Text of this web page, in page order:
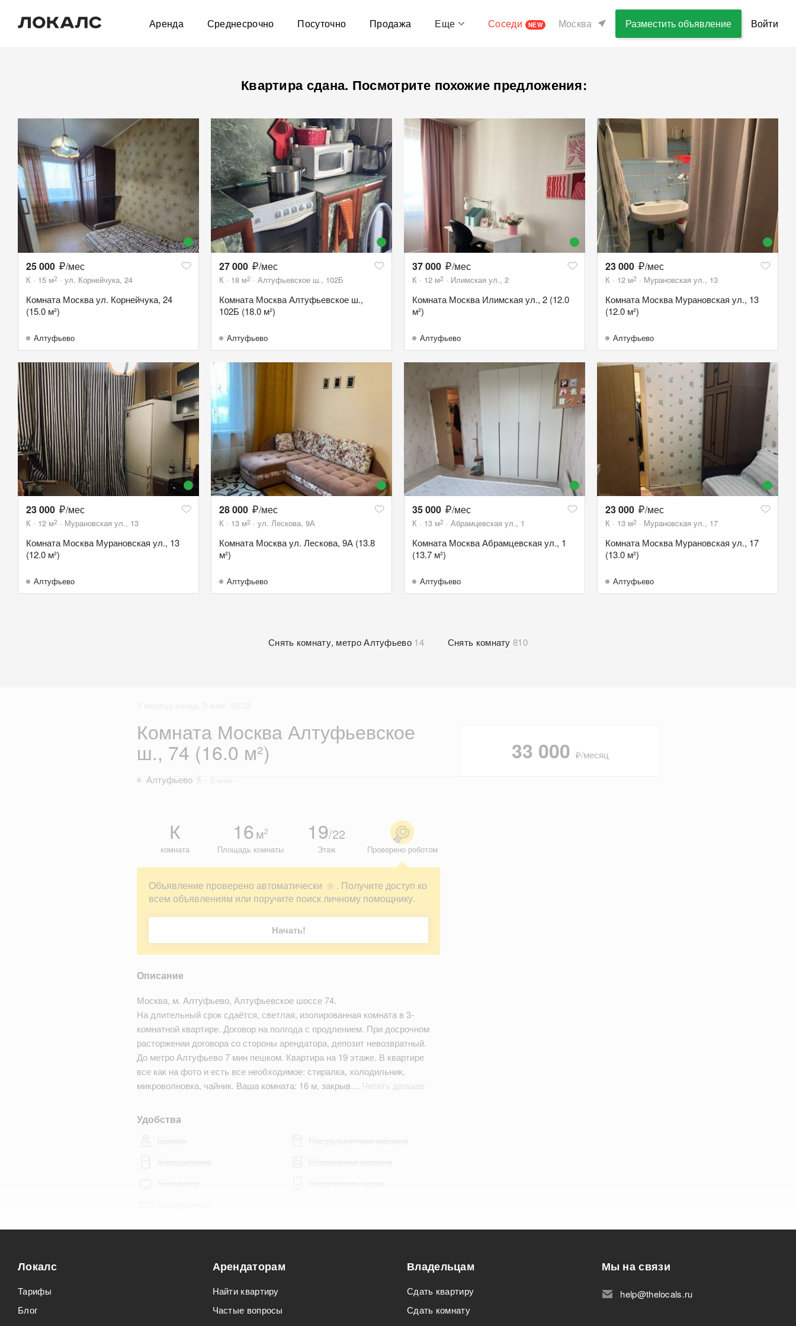
Аренда Среднесрочно Посуточно Продажа Еще Соседи NEW Москва Разместить объявление Войти
Квартира сдана. Посмотрите похожие предложения:
25 000 /мес
К 15 м2 ул. Корнейчука, 24
Комната Москва ул. Корнейчука, 24
(15.0 м²)
Алтуфьево
27 000 /мес
К 18 м2 Алтуфьевское ш., 102Б
Комната Москва Алтуфьевское ш.,
102Б (18.0 м²)
Алтуфьево
37 000 /мес
К 12 м2 Илимская ул., 2
Комната Москва Илимская ул., 2 (12.0
м²)
Алтуфьево
23 000 /мес
К 12 м2 Мурановская ул., 13
Комната Москва Мурановская ул., 13
(12.0 м²)
Алтуфьево
23 000 /мес
К 12 м2 Мурановская ул., 13
Комната Москва Мурановская ул., 13
(12.0 м²)
Алтуфьево
28 000 /мес
К 13 м2 ул. Лескова, 9А
Комната Москва ул. Лескова, 9А (13.8
м²)
Алтуфьево
35 000 /мес
К 13 м2 Абрамцевская ул., 1
Комната Москва Абрамцевская ул., 1
(13.7 м²)
Алтуфьево
23 000 /мес
К 13 м2 Мурановская ул., 17
Комната Москва Мурановская ул., 17
(13.0 м²)
Алтуфьево
Снять комнату, метро Алтуфьево 14 Снять комнату 810
Комната Москва Алтуфьевское
ш., 74 (16.0 м²)
Алтуфьево
К
комната
16м2
Площадь комнаты
19/22
Этаж Проверено роботом
Объявление проверено автоматически ?
. Получите доступ ко
всем объявлениям или поручите поиск личному помощнику.
Начать!
Описание
Москва, м. Алтуфьево, Алтуфьевское шоссе 74.
На длительный срок сдаётся, светлая, изолированная комната в 3-
комнатной квартире. Договор на полгода с продлением. При досрочном
расторжении договора со стороны арендатора, депозит невозвратный.
До метро Алтуфьево 7 мин пешком. Квартира на 19 этаже. В квартире
все как на фото и есть все необходимое: стиралка, холодильник,
микроволновка, чайник. Ваша комната: 16 м, закрыв… Читать дальше
Удобства
Подходит для мероприятий
33 000 ₽/месяц
Локалс
Тарифы
Блог
Арендаторам
Найти квартиру
Частые вопросы
Владельцам
Сдать квартиру
Сдать комнату
Мы на связи
help@thelocals.ru